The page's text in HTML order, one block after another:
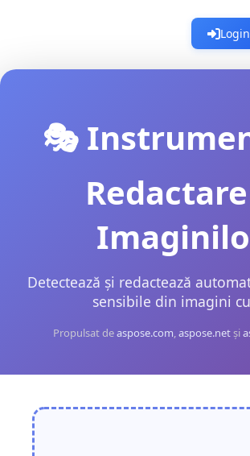
Login
🎭
Detectează și redactează
sensibile din imagini
Propulsat deaspose.com,aspose.netși